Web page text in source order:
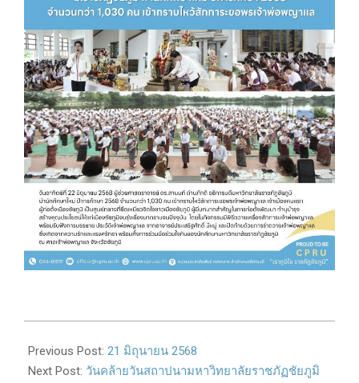
06-
23
Previous Post: 21 มิถุนายน 2568
Next Post: วันคล้ายวันสถาปนามหาวิทยาลัยราชภัฏชัยภูมิ